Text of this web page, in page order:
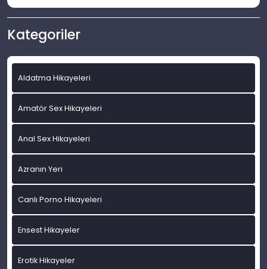
Kategoriler
Aldatma Hikayeleri
Amatör Sex Hikayeleri
Anal Sex Hikayeleri
Azranın Yeri
Canlı Porno Hikayeleri
Ensest Hikayeler
Erotik Hikayeler